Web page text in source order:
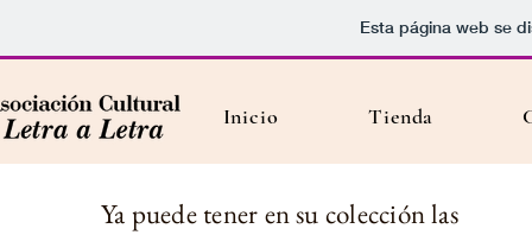
Esta página web se
Inicio Tienda
Ya puede tener en su colección las